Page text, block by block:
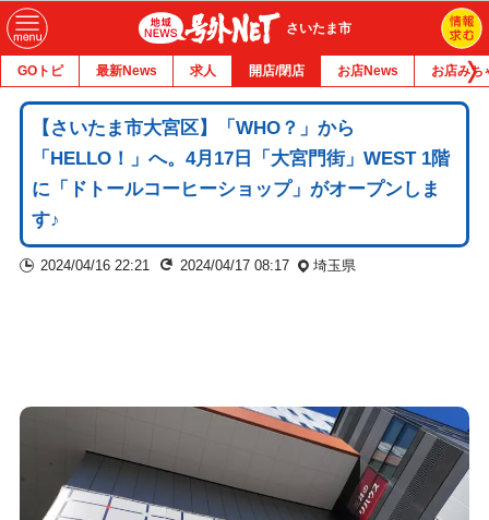
さいたま市
GOトピ 最新News 求人 開店/閉店 お店News お店みち
【さいたま市大宮区】「WHO？」から
「HELLO！」へ。4月17日「大宮門街」WEST 1階
に「ドトールコーヒーショップ」がオープンしま
す♪
2024/04/16 22:21 2024/04/17 08:17 埼玉県